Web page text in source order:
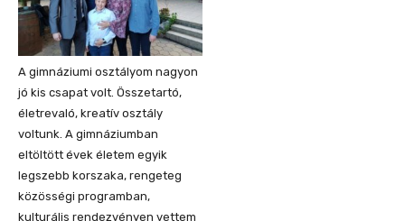
A gimnáziumi osztályom nagyon
jó kis csapat volt. Összetartó,
életrevaló, kreatív osztály
voltunk. A gimnáziumban
eltöltött évek életem egyik
legszebb korszaka, rengeteg
közösségi programban,
kulturális rendezvényen vettem